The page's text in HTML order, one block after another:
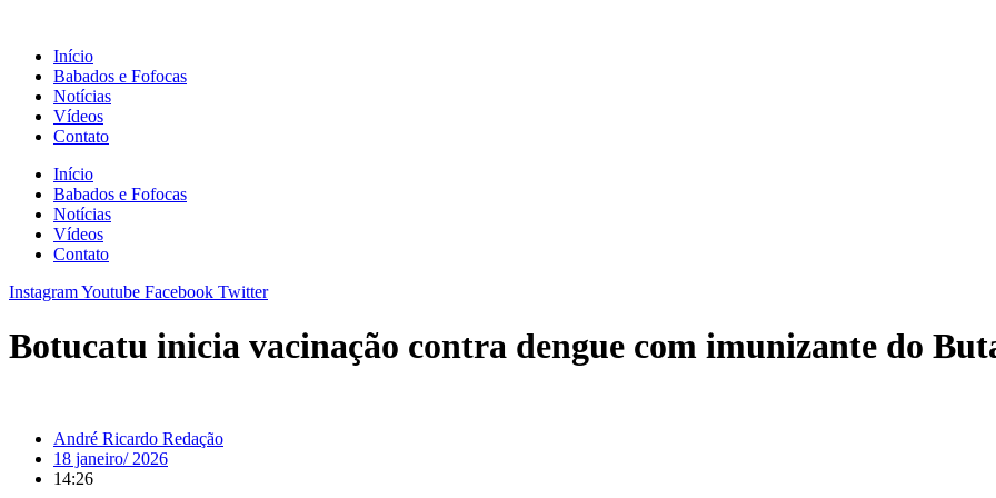
conteúdo
Início
Babados e Fofocas
Notícias
Vídeos
Contato
Início
Babados e Fofocas
Notícias
Vídeos
Contato
InstagramYoutube Facebook Twitter
Botucatu inicia vacinação contra dengue com imunizante do
André Ricardo Redação
18 janeiro/ 2026
14:26